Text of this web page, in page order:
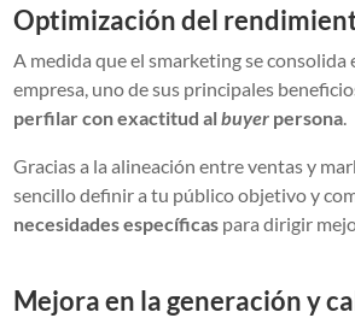
Optimización del
A medida que el smarketing se consolida
empresa, uno de sus principales
perfilar con exactitud albuyer persona
Gracias a la alineación entre ventas y
sencillo definir a tu público objetivo y
necesidades específicas para dirigir
Mejora en la generación y